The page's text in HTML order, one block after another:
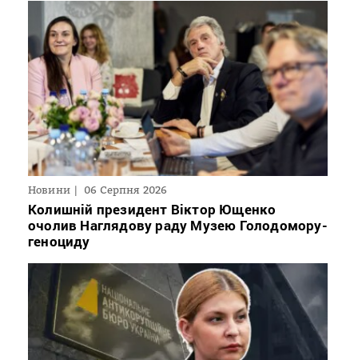
Новини 06 Серпня 2026
Колишній президент Віктор Ющенко
очолив Наглядову раду Музею Голодомору-
геноциду